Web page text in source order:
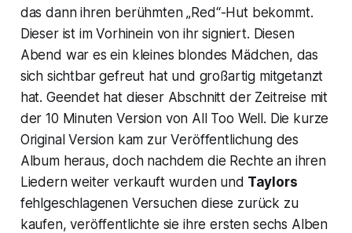
das dann ihren berühmten „Red“-Hut bekommt.
Dieser ist im Vorhinein von ihr signiert. Diesen
Abend war es ein kleines blondes Mädchen, das
sich sichtbar gefreut hat und großartig mitgetanzt
hat. Geendet hat dieser Abschnitt der Zeitreise mit
der 10 Minuten Version von All Too Well. Die kurze
Original Version kam zur Veröffentlichung des
Album heraus, doch nachdem die Rechte an ihren
Liedern weiter verkauft wurden und Taylors
fehlgeschlagenen Versuchen diese zurück zu
kaufen, veröffentlichte sie ihre ersten sechs Alben